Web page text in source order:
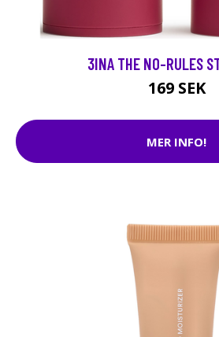
3INA THE NO-RULES
169 SEK
MER INFO!